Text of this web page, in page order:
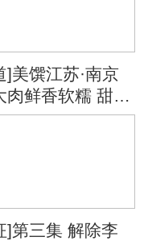
]美馔江苏·南京
肉鲜香软糯 甜咸
]第三集 解除李